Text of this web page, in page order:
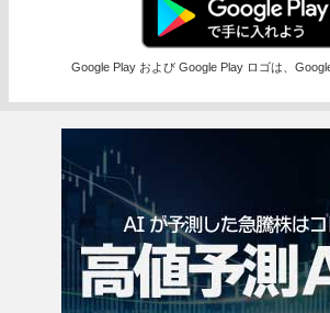
Google Play および Google Play ロゴは、